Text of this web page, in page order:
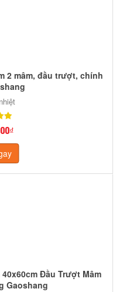
2 mâm, đầu trượt, chính
Đầu Trượt Mâm
Gaoshang